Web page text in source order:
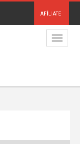
AFÍLIATE
Menú